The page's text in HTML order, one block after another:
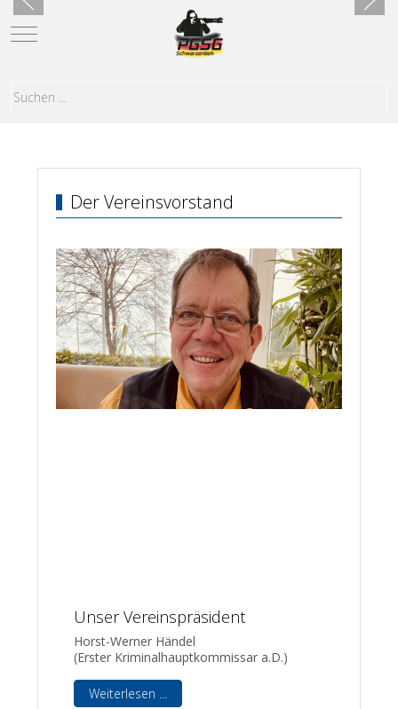
Mobile Menu Toggle
Der Vereinsvorstand
Unser Vereinspräsident
Horst-Werner Händel
(Erster Kriminalhauptkommissar a.D.)
Weiterlesen ...